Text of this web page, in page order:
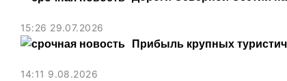
15:26 29.07.2026
Прибыль крупных
14:11 9.08.2026